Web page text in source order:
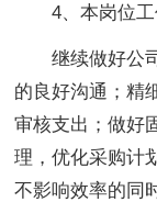
4、本岗位
继续做好公
的良好沟通；精
审核支出；做好
理，优化采购计
不影响效率的同